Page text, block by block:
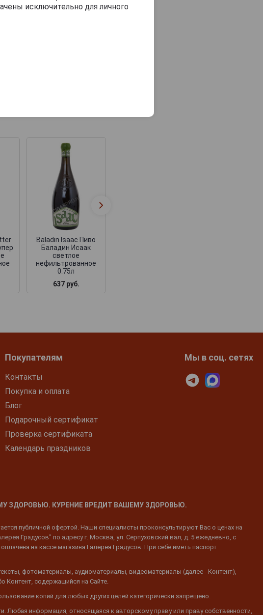
Baladin Isaac Пиво
Баладин Исаак
светлое
нефильтрованное
0.75л
637 руб.
Покупателям
Контакты
Покупка и оплата
Блог
Подарочный сертификат
Проверка сертификата
Календарь праздников
Мы в соц. сетях
ЗДОРОВЬЮ. КУРЕНИЕ ВРЕДИТ ВАШЕМУ ЗДОРОВЬЮ.
публичной офертой. Наши специалисты проконсультируют Вас о ценах на
Градусов" по адресу г. Москва, ул. Серпуховский вал, д. 5 ежедневно, с
на кассе магазина Галерея Градусов. При себе иметь паспорт
фотоматериалы, аудиоматериалы, видеоматериалы (далее - Контент),
Контент, содержащийся на Сайте.
копий для любых других целей категорически запрещено.
Любая информация, относящаяся к авторскому праву или праву собственности,
исключительно для личного